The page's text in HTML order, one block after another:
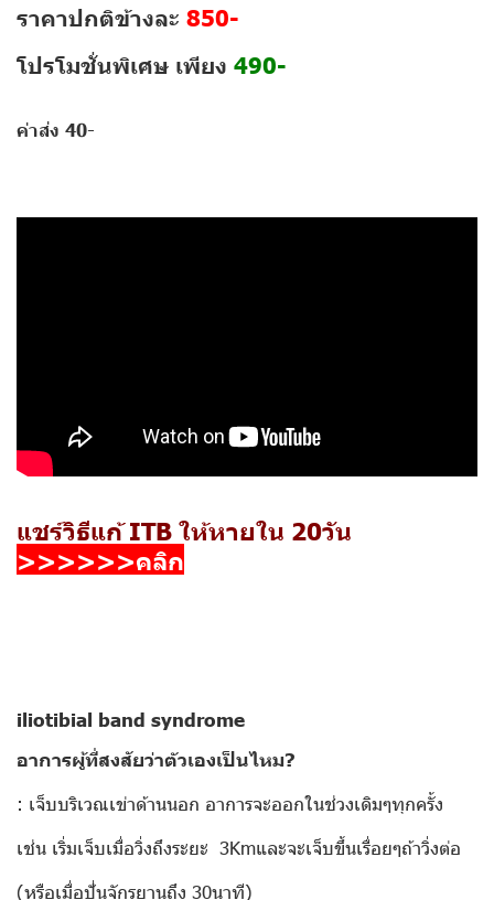
ราคาปกติข้างละ 850-
โปรโมชั่นพิเศษ เพียง 490-
ค่าส่ง 40-
แชร์วิธีแก้ ITB ให้หายใน 20วัน
>>>>>>คลิก
iliotibial band syndrome
อาการผู้ที่สงสัยว่าตัวเองเป็นไหม?
: เจ็บบริเวณเข่าด้านนอก อาการจะออกในช่วงเดิมๆทุกครั้ง
เช่น เริ่มเจ็บเมื่อวิ่งถึงระยะ 3Kmและจะเจ็บขึ้นเรื่อยๆถ้าวิ่งต่อ
(หรือเมื่อปั่นจักรยานถึง 30นาที)